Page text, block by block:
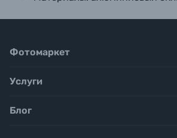
Фотомаркет
Услуги
Блог